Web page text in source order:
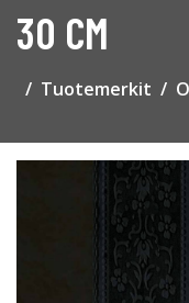
30 CM
Tuotemerkit